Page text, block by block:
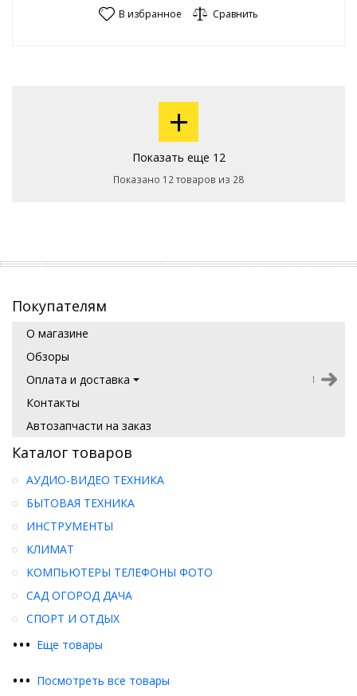
В избранное Сравнить
+
Показать еще 12
Показано 12 товаров из 28
Покупателям
О магазине
Обзоры
Оплата и доставка
Контакты
Автозапчасти на заказ
Каталог товаров
••• Еще товары
АУДИО-ВИДЕО ТЕХНИКА
БЫТОВАЯ ТЕХНИКА
ИНСТРУМЕНТЫ
КЛИМАТ
КОМПЬЮТЕРЫ ТЕЛЕФОНЫ ФОТО
САД ОГОРОД ДАЧА
СПОРТ И ОТДЫХ
••• Посмотреть все товары